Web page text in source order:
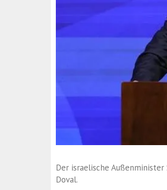
Der israelische
Doval.